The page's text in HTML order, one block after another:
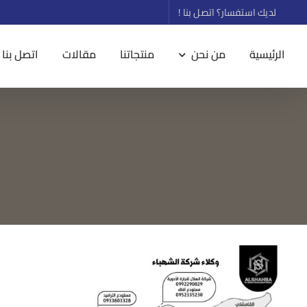
to
content
لديك استفسار؟ اتصل بنا !
الرئيسية من نحن منتجاتنا مقالات اتصل بنا